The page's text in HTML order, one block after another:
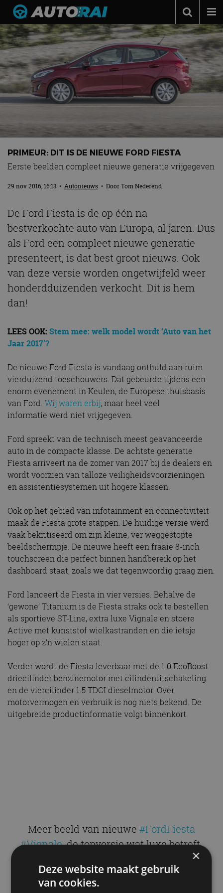
Autonieuws
Autotests
Automerken
Contact
MotorRAI.nl
PRIMEUR: DIT IS DE NIEUWE FORD FIESTA
Eerste beelden compleet nieuwe generatie vrijgegeven
29 nov 2016, 16:13 • Autonieuws • DoorTom Nederend
De Ford Fiesta is de op één na
bestverkochte auto van Europa, al jaren. Dus
als Ford een compleet nieuwe generatie
presenteert, is dat best groot nieuws. Ook
van deze versie worden ongetwijfeld weer
honderdduizenden verkocht. Dit is hem
dan!
LEES OOK: Stem mee: welk model wordt ‘Auto van het
Jaar 2017’?
De nieuwe Ford Fiesta is vandaag onthuld aan ruim
vierduizend toeschouwers. Dat gebeurde tijdens een
enorm evenement in Keulen, de Europese thuisbasis
van Ford. Wij waren erbij, maar heel veel
informatie werd niet vrijgegeven.
Ford spreekt van de technisch meest geavanceerde
auto in de compacte klasse. De achtste generatie
Fiesta arriveert na de zomer van 2017 bij de dealers en
wordt voorzien van talloze veiligheidsvoorzieningen
en assistentiesystemen uit hogere klassen.
Ook op het gebied van infotainment en connectiviteit
maak de Fiesta grote stappen. De huidige versie werd
vaak bekritiseerd om zijn kleine, ver weggestopte
beeldschermpje. De nieuwe heeft een fraaie 8-inch
touchscreen die perfect binnen handbereik op het
dashboard staat, zoals we dat tegenwoordig graag zien.
Ford lanceert de Fiesta in vier versies. Behalve de
‘gewone’ Titanium is de Fiesta straks ook te bestellen
als sportieve ST-Line, extra luxe Vignale en stoere
Active met kunststof wielkastranden en die ietsje
hoger op z’n wielen staat.
Verder wordt de Fiesta leverbaar met de 1.0 EcoBoost
driecilinder benzinemotor met cilinderuitschakeling
en de viercilinder 1.5 TDCI dieselmotor. Over
motorvermogen en verbruik is nog niets bekend. De
uitgebreide productinformatie volgt binnenkort.
Meer beeld van nieuwe #FordFiesta
#Vignale: de topversie wat luxe betreft.
pic.twitter.com/Cqwl8CRMMK
— AutoRAI (@AutoRAI)
×
Deze website maakt gebruik
van cookies.